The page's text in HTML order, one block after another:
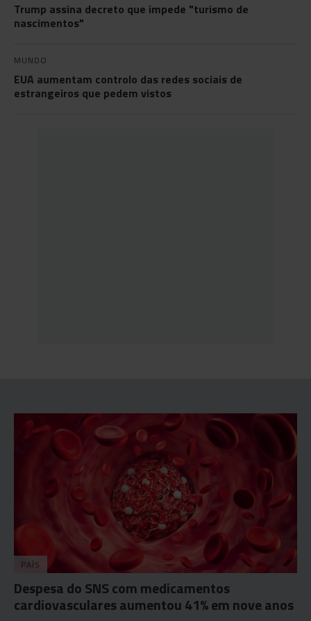
Trump assina decreto que impede "turismo de
nascimentos"
MUNDO
EUA aumentam controlo das redes sociais de
estrangeiros que pedem vistos
PAÍS
Despesa do SNS com medicamentos
cardiovasculares aumentou 41% em nove anos